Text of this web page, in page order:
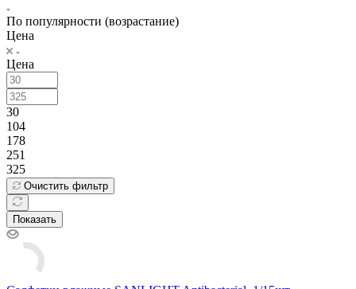
По популярности (возрастание)
Цена
Цена
30
104
178
251
325
Очистить фильтр
Показать